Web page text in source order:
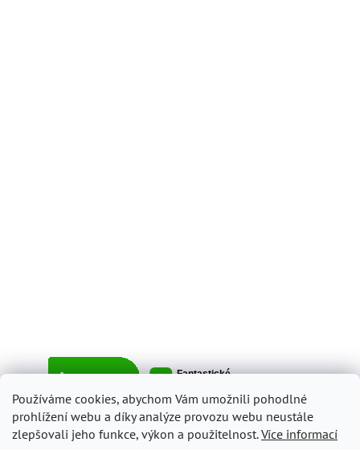
Používáme cookies, abychom Vám umožnili pohodlné
prohlížení webu a díky analýze provozu webu neustále
zlepšovali jeho funkce, výkon a použitelnost.Více informací